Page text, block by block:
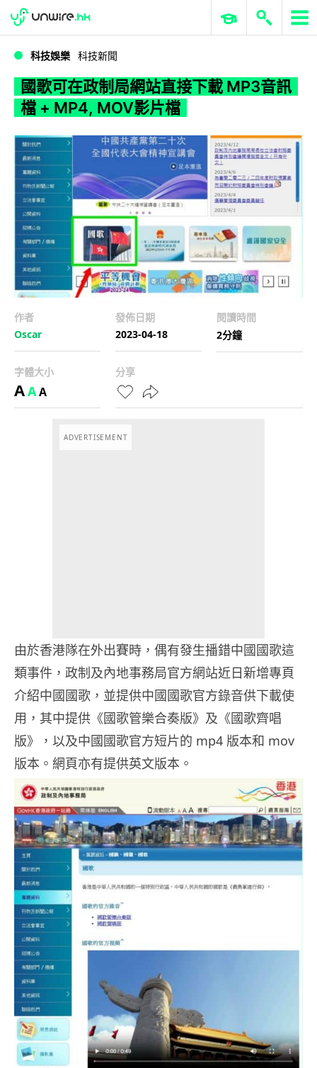
WWDC 2026 ERP 與商業 AI
科技娛樂 科技新聞
國歌可在政制局網站直接下載 MP3音訊
檔 + MP4, MOV影片檔
作者
Oscar
發佈日期
2023-04-18
閱讀時間
2分鐘
字體大小
AAA
分享
ADVERTISEMENT
由於香港隊在外出賽時，偶有發生播錯中國國歌這
類事件，政制及內地事務局官方網站近日新增專頁
介紹中國國歌，並提供中國國歌官方錄音供下載使
用，其中提供《國歌管樂合奏版》及《國歌齊唱
版》，以及中國國歌官方短片的 mp4 版本和 mov
版本。網頁亦有提供英文版本。